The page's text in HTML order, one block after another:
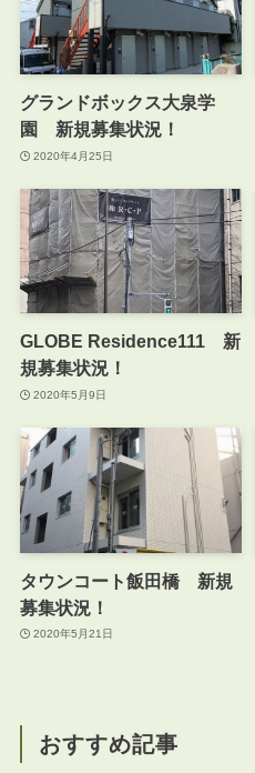
グランドボックス大泉学
園 新規募集状況！
2020年4月25日
GLOBE Residence111 新
規募集状況！
2020年5月9日
タウンコート飯田橋 新規
募集状況！
2020年5月21日
おすすめ記事